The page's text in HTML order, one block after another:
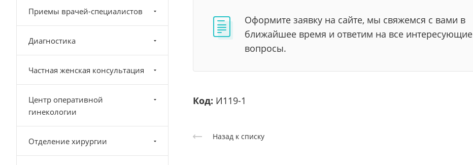
Оформите заявку на сайте, мы свяжемся с вами в
ближайшее время и ответим на все интересующие
вопросы.
Код: И119-1
Назад к списку
Приемы врачей-специалистов
Диагностика
Частная женская консультация
Центр оперативной
гинекологии
Отделение хирургии